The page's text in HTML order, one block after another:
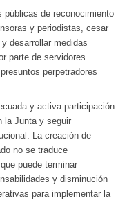
públicas de reconocimiento
y periodistas, cesar
desarrollar medidas
parte de servidores
perpetradores
y activa participación
la Junta y seguir
La creación de
no se traduce
puede terminar
y disminución
para implementar la